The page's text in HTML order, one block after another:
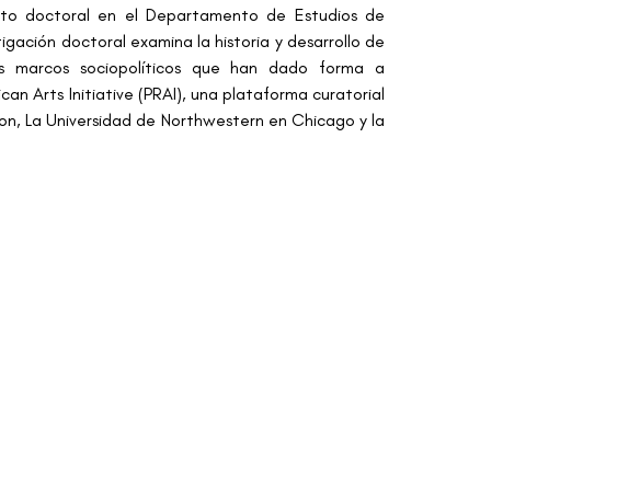
doctoral en el Departamento de Estudios de
doctoral examina la historia y desarrollo de
marcos sociopolíticos que han dado forma a
Arts Initiative (PRAI), una plataforma curatorial
La Universidad de Northwestern en Chicago y la